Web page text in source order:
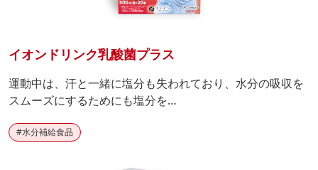
イオンドリンク乳酸菌プラス
運動中は、汗と一緒に塩分も失われており、水分の吸収を
スムーズにするためにも塩分を…
#水分補給食品